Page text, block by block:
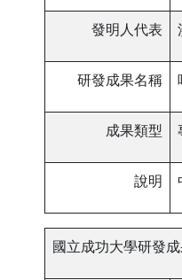
發明人代表
研發成果名稱
成果類型
說明
國立成功大學研發